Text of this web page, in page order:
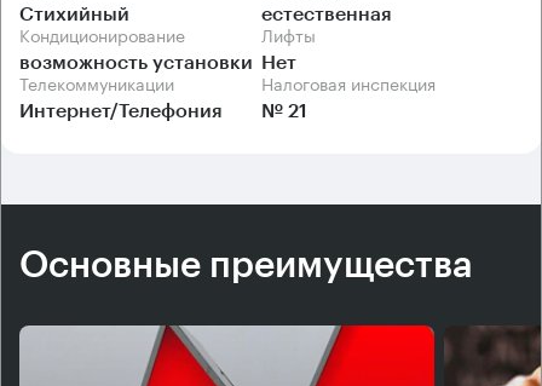
Стихийный естественная
Кондиционирование
возможность установки
Лифты
Нет
Телекоммуникации
Интернет/Телефония
Налоговая инспекция
№ 21
Основные преимущества